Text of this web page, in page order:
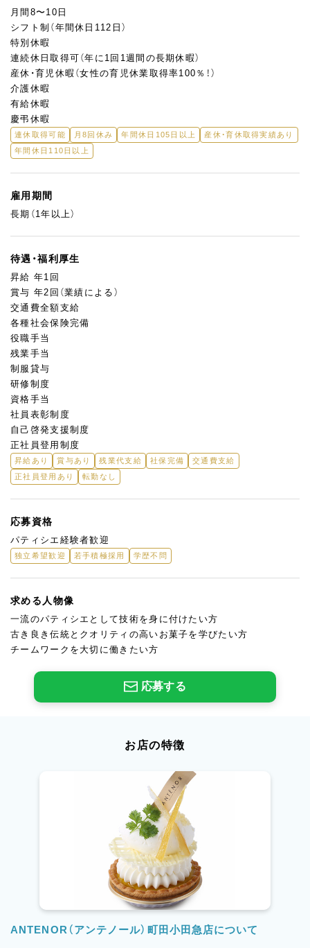
月間8〜10日
シフト制（年間休日112日）
特別休暇
連続休日取得可（年に1回1週間の長期休暇）
産休・育児休暇（女性の育児休業取得率100％！）
介護休暇
有給休暇
慶弔休暇
連休取得可能 月8回休み 年間休日105日以上
産休・育休取得実績あり
年間休日110日以上
雇用期間
長期（1年以上）
待遇・福利厚生
昇給 年1回
賞与 年2回（業績による）
交通費全額支給
各種社会保険完備
役職手当
残業手当
制服貸与
研修制度
資格手当
社員表彰制度
自己啓発支援制度
正社員登用制度
昇給あり 賞与あり 残業代支給 社保完備
交通費支給
正社員登用あり
転勤なし
応募資格
パティシエ経験者歓迎
独立希望歓迎 若手積極採用 学歴不問
求める人物像
一流のパティシエとして技術を身に付けたい方
古き良き伝統とクオリティの高いお菓子を学びたい方
チームワークを大切に働きたい方
応募する
お店の特徴
ANTENOR（アンテノール）町田小田急店について